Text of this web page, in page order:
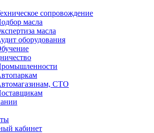
сопровождение
масла
масла
оборудования
СТО
кабинет